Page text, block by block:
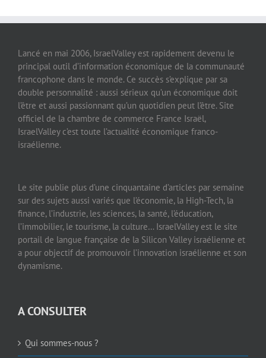
Lancé en mai 2006, IsraelValley est rapidement devenu le
principal outil d’information économique de la communauté
francophone dans le monde. Ce succès s’explique par sa
double personnalité : aussi sérieux qu’un économique doit
l’être et aussi passionnant qu’un quotidien peut l’être. Site
officiel de la chambre de commerce France Israël,
IsraelValley c’est toute l’actualité économique franco-
israélienne.
Le site publie plus d’une cinquantaine d’articles par semaine
sur des sujets aussi variés que l’économie, la High-Tech, la
finance, l’industrie, les sciences, la santé, l’éducation,
l’immobilier, le tourisme, la culture… IsraelValley est le site
portail de langue française de la Silicon Valley israélienne et
a pour objectif de promouvoir l’innovation israélienne et son
dynamisme.
A CONSULTER
Qui sommes-nous ?